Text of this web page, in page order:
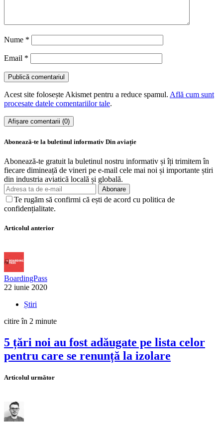
Nume *
Email *
Acest site folosește Akismet pentru a reduce spamul. Află cum sunt
procesate datele comentariilor tale.
Afișare comentarii (0)
Abonează-te la buletinul informativ Din aviație
Abonează-te gratuit la buletinul nostru informativ și îți trimitem în
fiecare dimineață de vineri pe e-mail cele mai noi și importante știri
din industria aviatică locală și globală.
Abonare
Te rugăm să confirmi că ești de acord cu politica de
confidențialitate.
Articolul anterior
BoardingPass
22 iunie 2020
Știri
citire în 2 minute
5 țări noi au fost adăugate pe lista celor
pentru care se renunță la izolare
Articolul următor